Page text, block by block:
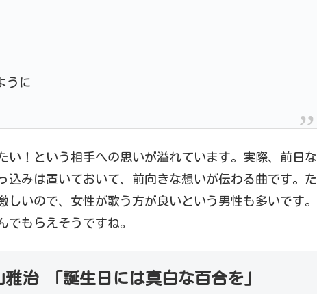
うに
い！という相手への思いが溢れています。実際、前日な
込みは置いておいて、前向きな想いが伝わる曲です。た
いので、女性が歌う方が良いという男性も多いです。
でもらえそうですね。
治 「誕生日には真白な百合を」